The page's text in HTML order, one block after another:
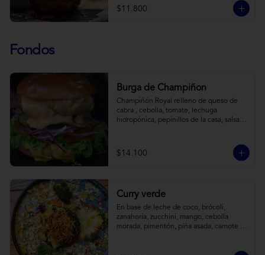
de crema de coco con wasabi y tierra de
cochayuyo.
$11.800
Fondos
Burga de Champiñon
Champiñón Royal relleno de queso de
cabra , cebolla, tomate, lechuga
hidropónica, pepinillos de la casa, salsa
$14.100
Curry verde
En base de leche de coco, brócoli,
zanahoria, zucchini, mango, cebolla
morada, pimentón, piña asada, camote